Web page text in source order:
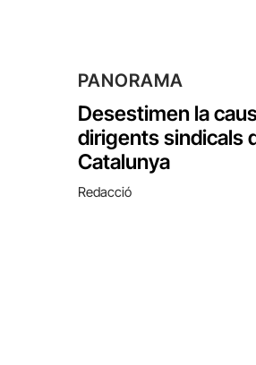
PANORAMA
Desestimen la
dirigents sindicals
Catalunya
Redacció